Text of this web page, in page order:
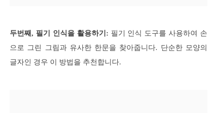
두번째, 필기 인식을 활용하기: 필기 인식 도구를 사용하여 손
으로 그린 그림과 유사한 한문을 찾아줍니다. 단순한 모양의
글자인 경우 이 방법을 추천합니다.